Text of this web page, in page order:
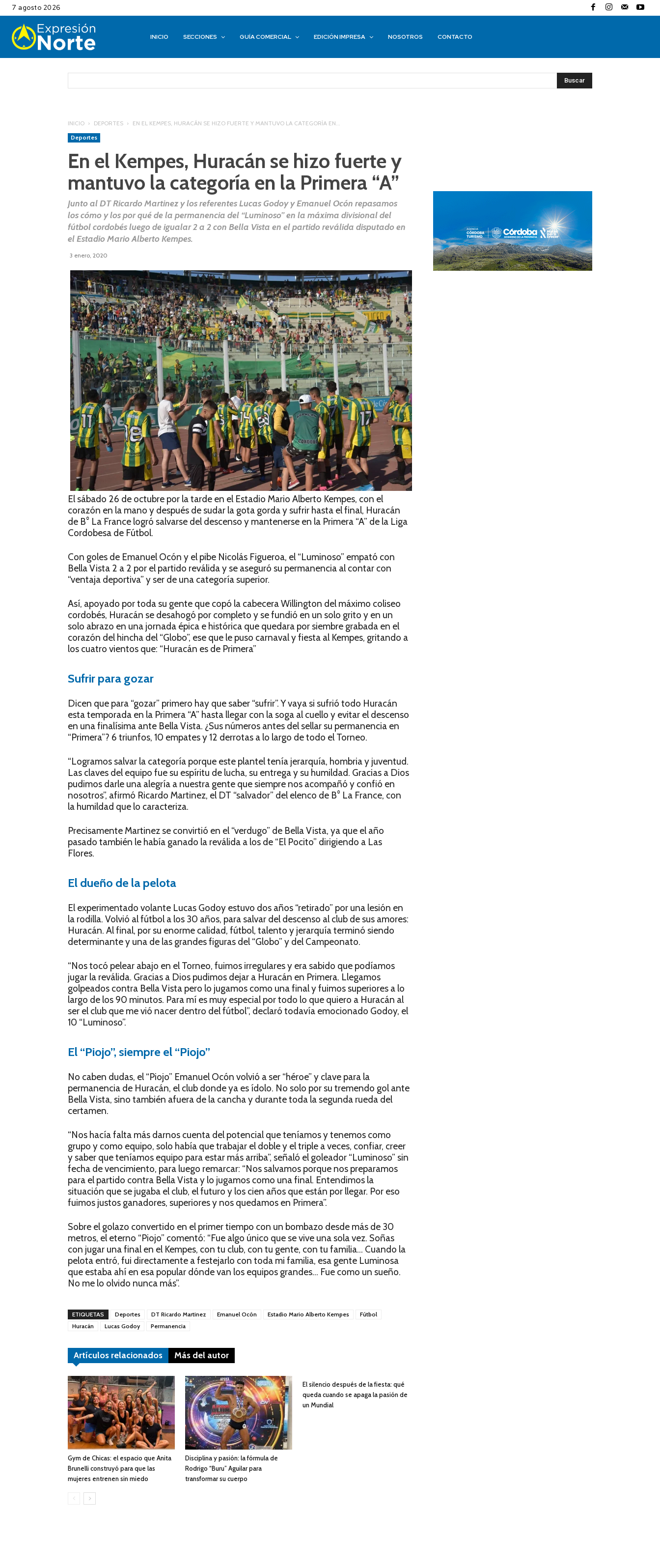
7 agosto 2026
INICIO SECCIONES GUÍA COMERCIAL EDICIÓN IMPRESA NOSOTROS CONTACTO
Buscar
INICIO DEPORTES
EN EL KEMPES, HURACÁN SE HIZO FUERTE Y MANTUVO LA CATEGORÍA EN...
Deportes
En el Kempes, Huracán se hizo fuerte y
mantuvo la categoría en la Primera “A”
Junto al DT Ricardo Martinez y los referentes Lucas Godoy y Emanuel Ocón repasamos
los cómo y los por qué de la permanencia del “Luminoso” en la máxima divisional del
fútbol cordobés luego de igualar 2 a 2 con Bella Vista en el partido reválida disputado en
el Estadio Mario Alberto Kempes.
3 enero, 2020
El sábado 26 de octubre por la tarde en el Estadio Mario Alberto Kempes, con el
corazón en la mano y después de sudar la gota gorda y sufrir hasta el final, Huracán
de B° La France logró salvarse del descenso y mantenerse en la Primera “A” de la Liga
Cordobesa de Fútbol.
Con goles de Emanuel Ocón y el pibe Nicolás Figueroa, el “Luminoso” empató con
Bella Vista 2 a 2 por el partido reválida y se aseguró su permanencia al contar con
“ventaja deportiva” y ser de una categoría superior.
Así, apoyado por toda su gente que copó la cabecera Willington del máximo coliseo
cordo­bés, Huracán se desahogó por completo y se fundió en un solo grito y en un
solo abrazo en una jornada épica e histórica que quedara por siembre grabada en el
corazón del hincha del “Globo”, ese que le puso carnaval y fiesta al Kempes, gritando a
los cuatro vientos que: “Huracán es de Primera”
Sufrir para gozar
Dicen que para “gozar” primero hay que saber “sufrir”. Y vaya si sufrió todo Huracán
esta tempo­rada en la Primera “A” hasta llegar con la soga al cuello y evitar el descenso
en una finalísima ante Bella Vista. ¿Sus números antes del sellar su permanencia en
“Primera”? 6 triunfos, 10 empates y 12 derrotas a lo largo de todo el Torneo.
“Logramos salvar la categoría porque este plantel tenía jerarquía, hombria y juventud.
Las claves del equipo fue su espíritu de lucha, su entrega y su humildad. Gracias a Dios
pudimos darle una alegría a nuestra gente que siempre nos acompañó y confió en
nosotros”, afirmó Ricardo Martinez, el DT “salvador” del elenco de B° La France, con
la humildad que lo caracteriza.
Precisamente Martinez se convirtió en el “verdugo” de Bella Vista, ya que el año
pasado también le había ganado la reválida a los de “El Pocito” dirigiendo a Las
Flores.
El dueño de la pelota
El experimentado volante Lucas Godoy estuvo dos años “retirado” por una lesión en
la rodilla. Volvió al fútbol a los 30 años, para salvar del descenso al club de sus amores:
Huracán. Al final, por su enorme calidad, fútbol, talento y jerarquía terminó siendo
determinante y una de las grandes figuras del “Globo” y del Campeonato.
“Nos tocó pelear abajo en el Torneo, fuimos irregulares y era sabido que podíamos
jugar la reválida. Gracias a Dios pudimos dejar a Huracán en Primera. Llegamos
golpeados contra Bella Vista pero lo jugamos como una final y fuimos superiores a lo
largo de los 90 minutos. Para mí es muy especial por todo lo que quiero a Huracán al
ser el club que me vió nacer dentro del fútbol”, declaró todavía emocionado Godoy, el
10 “Luminoso”.
El “Piojo”, siempre el “Piojo”
No caben dudas, el “Piojo” Emanuel Ocón volvió a ser “héroe” y clave para la
permanencia de Huracán, el club donde ya es ídolo. No solo por su tremendo gol ante
Bella Vista, sino también afuera de la cancha y durante toda la segunda rueda del
certamen.
“Nos hacía falta más darnos cuenta del potencial que teníamos y tenemos como
grupo y como equipo, solo había que trabajar el doble y el triple a veces, confiar, creer
y saber que teníamos equipo para estar más arriba”, señaló el goleador “Luminoso” sin
fecha de vencimiento, para luego remarcar: “Nos salvamos porque nos preparamos
para el partido contra Bella Vista y lo jugamos como una final. Entendimos la
situación que se jugaba el club, el futuro y los cien años que están por llegar. Por eso
fuimos justos ganadores, superiores y nos quedamos en Primera”.
Sobre el golazo convertido en el primer tiempo con un bombazo desde más de 30
metros, el eterno “Piojo” comentó: “Fue algo único que se vive una sola vez. Soñas
con jugar una final en el Kempes, con tu club, con tu gente, con tu familia… Cuando la
pelota entró, fui directamente a festejarlo con toda mi familia, esa gente Luminosa
que estaba ahí en esa popular dónde van los equipos grandes… Fue como un sueño.
No me lo olvido nunca más”.
ETIQUETAS Deportes DT Ricardo Martinez Emanuel Ocón Estadio Mario Alberto Kempes
Fútbol
Huracán
Lucas Godoy Permanencia
Artículos relacionados Más del autor
Gym de Chicas: el espacio que Anita
Brunelli construyó para que las
mujeres entrenen sin miedo
Disciplina y pasión: la fórmula de
Rodrigo “Buru” Aguilar para
transformar su cuerpo
El silencio después de la fiesta: qué
queda cuando se apaga la pasión de
un Mundial